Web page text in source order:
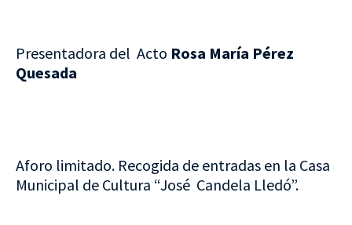
Presentadora del Acto Rosa María Pérez
Quesada
Aforo limitado. Recogida de entradas en la Casa
Municipal de Cultura “José Candela Lledó”.